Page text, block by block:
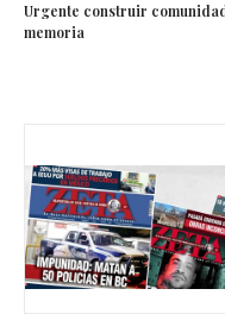
Urgente construir
memoria